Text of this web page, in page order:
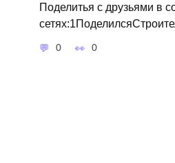
Поделитья с друзьями в
0 0